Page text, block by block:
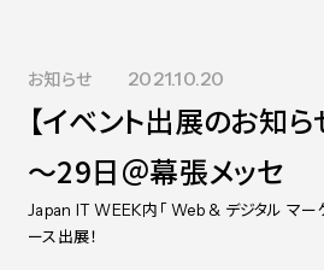
OPEN8のバリュー
会社紹介資料
社員インタビュー
福利厚生
Sustainability
Contact
お知らせ 2021.10.20
【イベント出展のお知
～29日＠幕張メッセ
Japan IT WEEK内「 Web & デジタル マー
ース出展！